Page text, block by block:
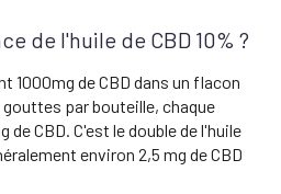
de l'huile de CBD 10% ?
1000mg de CBD dans un flacon
par bouteille, chaque
CBD. C'est le double de l'huile
environ 2,5 mg de CBD